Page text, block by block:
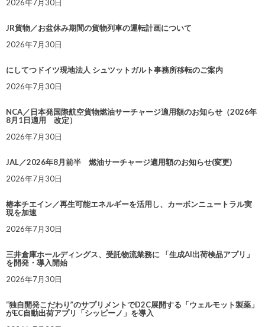
2026年7月30日
JR貨物／お盆休み期間の貨物列車の運転計画について
2026年7月30日
にしてつドイツ現地法人 シュツットガルト事務所移転のご案内
2026年7月30日
NCA／日本発国際航空貨物燃油サーチャージ適用額のお知らせ（2026年
8月1日適用 改定）
2026年7月30日
JAL／2026年8月前半 燃油サーチャージ適用額のお知らせ(変更)
2026年7月30日
椿本チエイン／再生可能エネルギーを活用し、カーボンニュートラル実
現を加速
2026年7月30日
三井倉庫ホールディングス、受託物流業務に 「生成AI出荷検品アプリ」
を開発・導入開始
2026年7月30日
“独自開発こだわり”のサプリメントでD2C展開する「ウェルモット製薬」
がEC自動出荷アプリ「シッピーノ」を導入